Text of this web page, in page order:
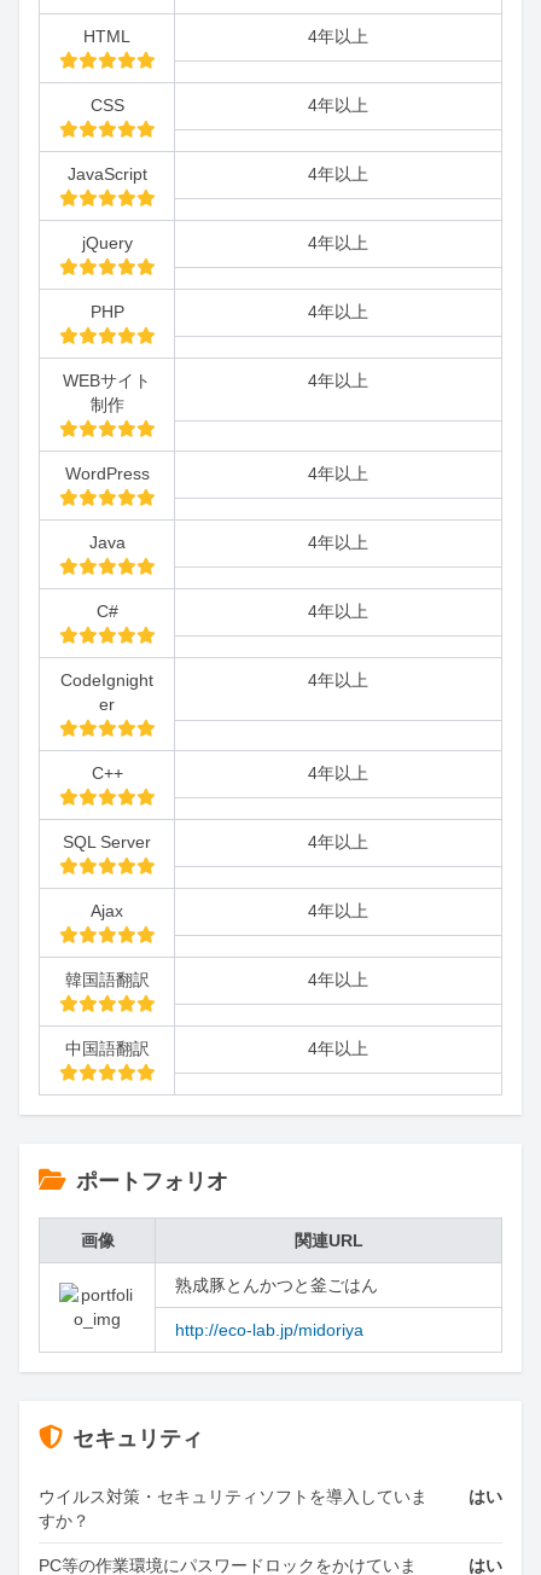
HTML 4年以上
CSS 4年以上
JavaScript 4年以上
jQuery 4年以上
PHP 4年以上
WEBサイト
制作
4年以上
WordPress 4年以上
Java 4年以上
C# 4年以上
CodeIgnight
er
4年以上
C++ 4年以上
SQL Server 4年以上
Ajax 4年以上
韓国語翻訳 4年以上
中国語翻訳 4年以上
ポートフォリオ
画像 関連URL
熟成豚とんかつと釜ごはん
http://eco-lab.jp/midoriya
セキュリティ
ウイルス対策・セキュリティソフトを導入していま
すか？
はい
PC等の作業環境にパスワードロックをかけていま
はい